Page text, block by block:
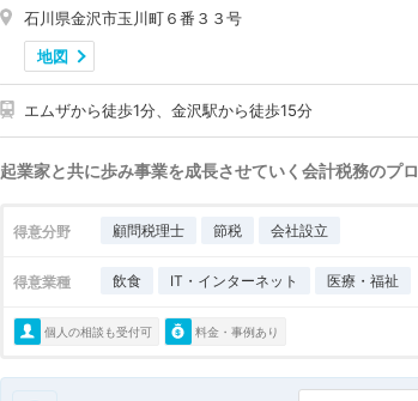
石川県金沢市玉川町６番３３号
地図
エムザから徒歩1分、金沢駅から徒歩15分
起業家と共に歩み事業を成長させていく会計税務のプロ
得意分野 顧問税理士 節税 会社設立
得意業種 飲食 IT・インターネット 医療・福祉
個人の相談も受付可 料金・事例あり